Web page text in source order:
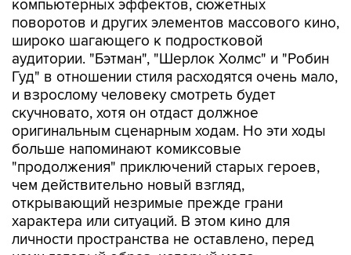
компьютерных эффектов, сюжетных
поворотов и других элементов массового кино,
широко шагающего к подростковой
аудитории. "Бэтман", "Шерлок Холмс" и "Робин
Гуд" в отношении стиля расходятся очень мало,
и взрослому человеку смотреть будет
скучновато, хотя он отдаст должное
оригинальным сценарным ходам. Но эти ходы
больше напоминают комиксовые
"продолжения" приключений старых героев,
чем действительно новый взгляд,
открывающий незримые прежде грани
характера или ситуаций. В этом кино для
личности пространства не оставлено, перед